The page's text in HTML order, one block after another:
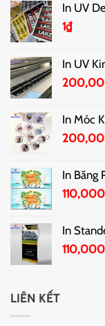
In UV
1₫
In UV
In Móc
In Băng
110,000
In
110,000
LIÊN KẾT